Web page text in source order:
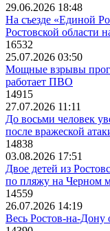
29.06.2026 18:48
На съезде «Единой
Ростовской области
16532
25.07.2026 03:50
Мощные взрывы
работает ПВО
14915
27.07.2026 11:11
До восьми человек
после вражеской
14838
03.08.2026 17:51
Двое детей из
по пляжу на Черном
14559
26.07.2026 14:19
Весь Ростов-на-Дону